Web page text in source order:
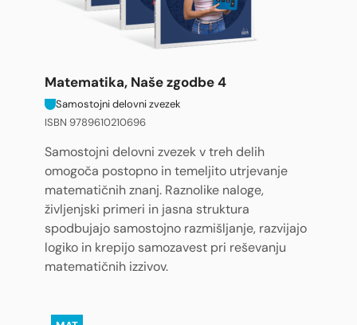
Matematika, Naše zgodbe 4
Samostojni delovni zvezek
ISBN 9789610210696
Samostojni delovni zvezek v treh delih
omogoča postopno in temeljito utrjevanje
matematičnih znanj. Raznolike naloge,
življenjski primeri in jasna struktura
spodbujajo samostojno razmišljanje, razvijajo
logiko in krepijo samozavest pri reševanju
matematičnih izzivov.